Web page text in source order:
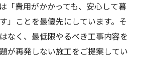
「費用がかかっても、安心して暮
」ことを最優先にしています。そ
なく、最低限やるべき工事内容を
が再発しない施工をご提案してい